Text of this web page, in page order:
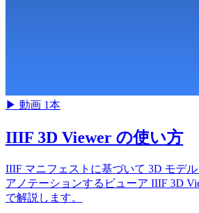
▶ 動画 1本
IIIF 3D Viewer の使い方
IIIF マニフェストに基づいて 3D モデ
アノテーションするビューア IIIF 3D
で解説します。